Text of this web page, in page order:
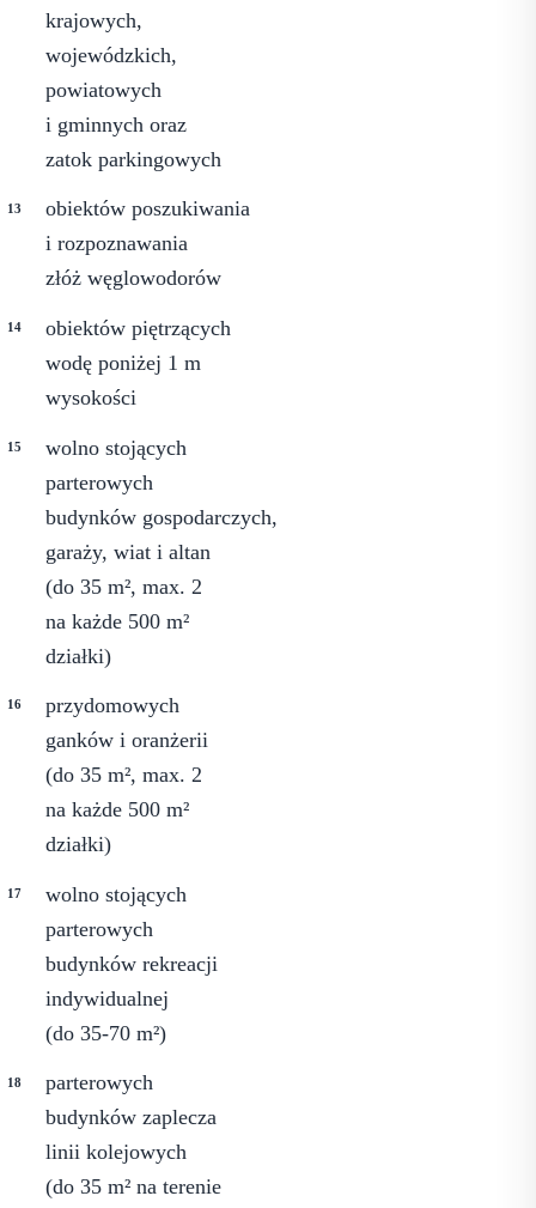
krajowych,
wojewódzkich,
powiatowych
i gminnych oraz
zatok parkingowych
obiektów poszukiwania
i rozpoznawania
złóż węglowodorów
obiektów piętrzących
wodę poniżej 1 m
wysokości
wolno stojących
parterowych
budynków gospodarczych,
garaży, wiat i altan
(do 35 m², max. 2
na każde 500 m²
działki)
przydomowych
ganków i oranżerii
(do 35 m², max. 2
na każde 500 m²
działki)
wolno stojących
parterowych
budynków rekreacji
indywidualnej
(do 35-70 m²)
parterowych
budynków zaplecza
linii kolejowych
(do 35 m² na terenie